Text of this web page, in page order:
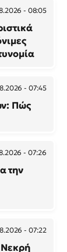
- 08:05
- 07:45
Πώς
- 07:26
την
- 07:22